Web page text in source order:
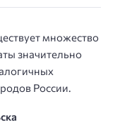
множество
значительно
России.